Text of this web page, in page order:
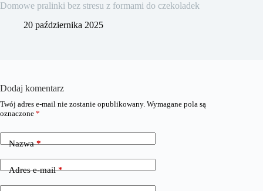
Domowe pralinki bez stresu z formami do czekoladek
20 października 2025
Dodaj komentarz
Twój adres e-mail nie zostanie opublikowany. Wymagane pola są
oznaczone *
Nazwa*
Adres e-mail*